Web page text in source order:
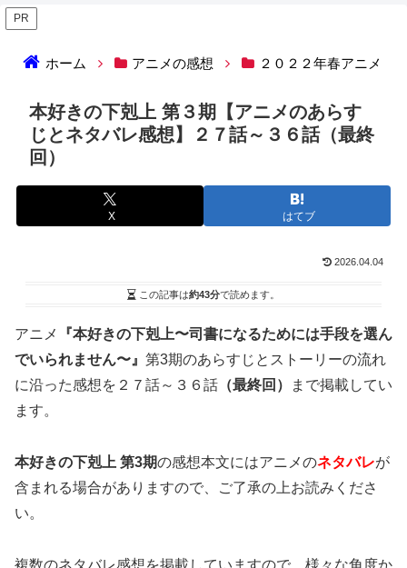
PR
ホーム アニメの感想 ２０２２年春アニメ
本好きの下剋上 第３期【アニメのあらす
じとネタバレ感想】２７話～３６話（最終
回）
X はてブ
2026.04.04
この記事は約43分で読めます。
アニメ
『本好きの下剋上〜司書になるためには手段を選ん
でいられません〜』 第3期のあらすじとストーリーの流れ
に沿った感想を２７話～３６話 （最終回）
まで掲載してい
ます。
本好きの下剋上 第3期の感想本文にはアニメのネタバレが
含まれる場合がありますので、ご了承の上お読みくださ
い。
複数のネタバレ感想を掲載していますので、様々な角度か